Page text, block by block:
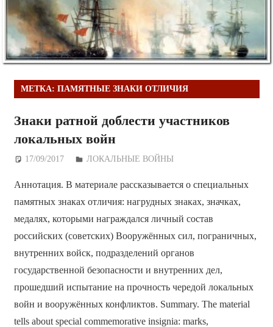
МЕТКА: ПАМЯТНЫЕ ЗНАКИ ОТЛИЧИЯ
Знаки ратной доблести участников
локальных войн
17/09/2017 Дежурный по Редакции
ЛОКАЛЬНЫЕ ВОЙНЫ
Аннотация. В материале рассказывается о специальных
памятных знаках отличия: нагрудных знаках, значках,
медалях, которыми награждался личный состав
российских (советских) Вооружённых сил, пограничных,
внутренних войск, подразделений органов
государственной безопасности и внутренних дел,
прошедший испытание на прочность чередой локальных
войн и вооружённых конфликтов. Summary. The material
tells about special commemorative insignia: marks,